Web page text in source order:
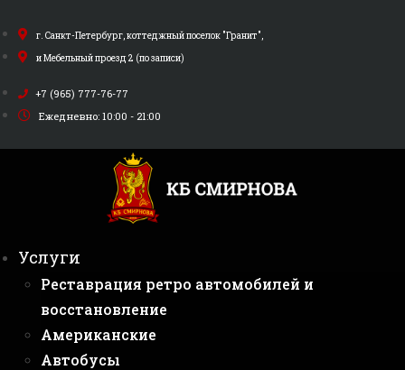
к
содержимому
г. Санкт-Петербург, коттеджный поселок "Гранит",
и Мебельный проезд 2 (по записи)
+7 (965) 777-76-77
Ежедневно: 10:00 - 21:00
Услуги
Реставрация ретро автомобилей и
восстановление
Американские
Автобусы